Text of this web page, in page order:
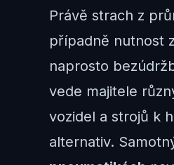
Právě strach z
případně nutnost
naprosto
vede majitele
vozidel a strojů k
alternativ.